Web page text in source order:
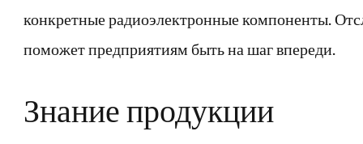
конкретные радиоэлектронные компоненты.
поможет предприятиям быть на шаг впереди.
Знание продукции